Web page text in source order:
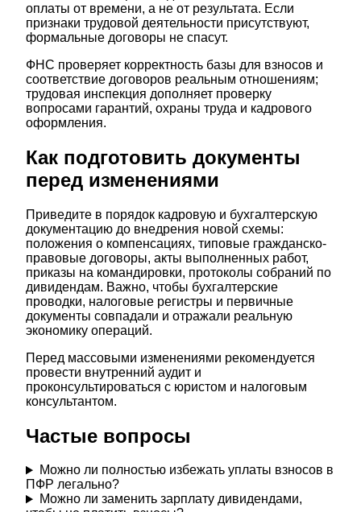
оплаты от времени, а не от результата. Если
признаки трудовой деятельности присутствуют,
формальные договоры не спасут.
ФНС проверяет корректность базы для взносов и
соответствие договоров реальным отношениям;
трудовая инспекция дополняет проверку
вопросами гарантий, охраны труда и кадрового
оформления.
Как подготовить документы
перед изменениями
Приведите в порядок кадровую и бухгалтерскую
документацию до внедрения новой схемы:
положения о компенсациях, типовые гражданско-
правовые договоры, акты выполненных работ,
приказы на командировки, протоколы собраний по
дивидендам. Важно, чтобы бухгалтерские
проводки, налоговые регистры и первичные
документы совпадали и отражали реальную
экономику операций.
Перед массовыми изменениями рекомендуется
провести внутренний аудит и
проконсультироваться с юристом и налоговым
консультантом.
Частые вопросы
Можно ли полностью избежать уплаты взносов в
ПФР легально?
Можно ли заменить зарплату дивидендами,